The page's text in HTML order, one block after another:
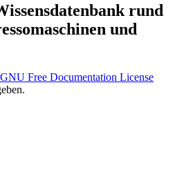
rund
und
GNU Free Documentation License